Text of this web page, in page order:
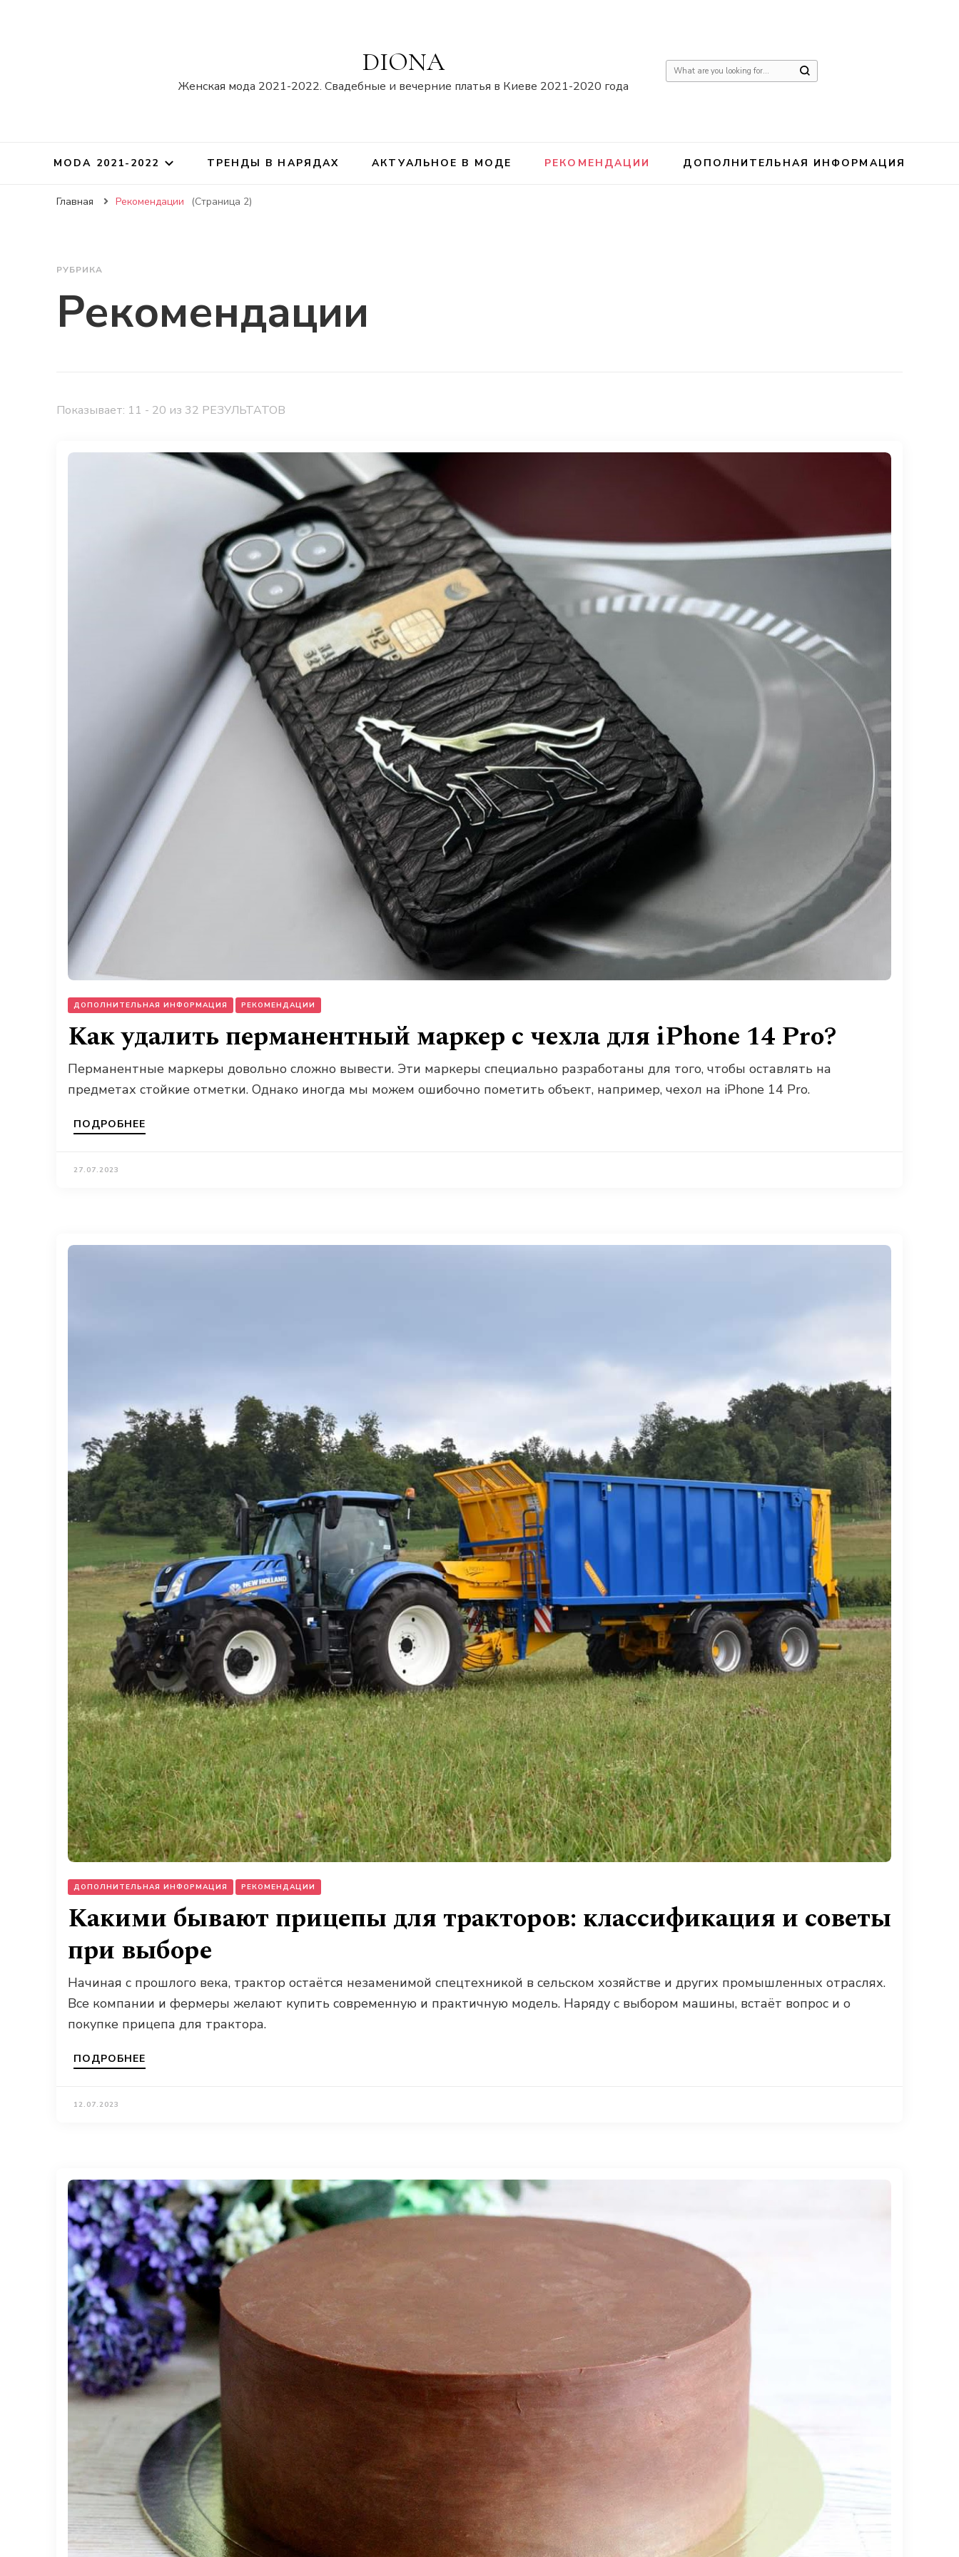
DIONA
Женская мода 2021-2022. Свадебные и вечерние платья в Киеве 2021-2020 года
Ищите
MODA 2021-2022 ТРЕНДЫ В НАРЯДАХ АКТУАЛЬНОЕ В МОДЕ РЕКОМЕНДАЦИИ ДОПОЛНИТЕЛЬНАЯ ИНФОРМАЦИЯ
Главная Рекомендации (Страница 2)
РУБРИКА
Рекомендации
Показывает: 11 - 20 из 32 РЕЗУЛЬТАТОВ
ДОПОЛНИТЕЛЬНАЯ ИНФОРМАЦИЯ РЕКОМЕНДАЦИИ
Как удалить перманентный маркер с чехла для iPhone 14 Pro?
Перманентные маркеры довольно сложно вывести. Эти маркеры специально разработаны для того, чтобы оставлять на
предметах стойкие отметки. Однако иногда мы можем ошибочно пометить объект, например, чехол на iPhone 14 Pro.
ПОДРОБНЕЕ
27.07.2023
ДОПОЛНИТЕЛЬНАЯ ИНФОРМАЦИЯ РЕКОМЕНДАЦИИ
Какими бывают прицепы для тракторов: классификация и советы
при выборе
Начиная с прошлого века, трактор остаётся незаменимой спецтехникой в сельском хозяйстве и других промышленных отраслях.
Все компании и фермеры желают купить современную и практичную модель. Наряду с выбором машины, встаёт вопрос и о
покупке прицепа для трактора.
ПОДРОБНЕЕ
12.07.2023